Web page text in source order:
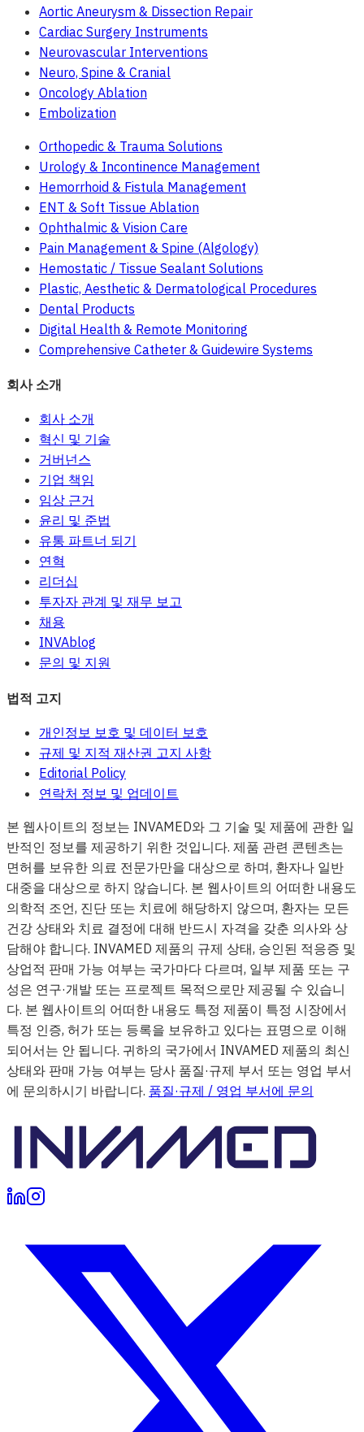
Aortic Aneurysm & Dissection Repair
Cardiac Surgery Instruments
Neurovascular Interventions
Neuro, Spine & Cranial
Oncology Ablation
Embolization
Orthopedic & Trauma Solutions
Urology & Incontinence Management
Hemorrhoid & Fistula Management
ENT & Soft Tissue Ablation
Ophthalmic & Vision Care
Pain Management & Spine (Algology)
Hemostatic / Tissue Sealant Solutions
Plastic, Aesthetic & Dermatological Procedures
Dental Products
Digital Health & Remote Monitoring
Comprehensive Catheter & Guidewire Systems
회사 소개
회사 소개
혁신 및 기술
거버넌스
기업 책임
임상 근거
윤리 및 준법
유통 파트너 되기
연혁
리더십
투자자 관계 및 재무 보고
채용
INVAblog
문의 및 지원
법적 고지
개인정보 보호 및 데이터 보호
규제 및 지적 재산권 고지 사항
Editorial Policy
연락처 정보 및 업데이트
본 웹사이트의 정보는 INVAMED와 그 기술 및 제품에 관한 일
반적인 정보를 제공하기 위한 것입니다. 제품 관련 콘텐츠는
면허를 보유한 의료 전문가만을 대상으로 하며, 환자나 일반
대중을 대상으로 하지 않습니다. 본 웹사이트의 어떠한 내용도
의학적 조언, 진단 또는 치료에 해당하지 않으며, 환자는 모든
건강 상태와 치료 결정에 대해 반드시 자격을 갖춘 의사와 상
담해야 합니다. INVAMED 제품의 규제 상태, 승인된 적응증 및
상업적 판매 가능 여부는 국가마다 다르며, 일부 제품 또는 구
성은 연구·개발 또는 프로젝트 목적으로만 제공될 수 있습니
다. 본 웹사이트의 어떠한 내용도 특정 제품이 특정 시장에서
특정 인증, 허가 또는 등록을 보유하고 있다는 표명으로 이해
되어서는 안 됩니다. 귀하의 국가에서 INVAMED 제품의 최신
상태와 판매 가능 여부는 당사 품질·규제 부서 또는 영업 부서
에 문의하시기 바랍니다. 품질·규제 / 영업 부서에 문의